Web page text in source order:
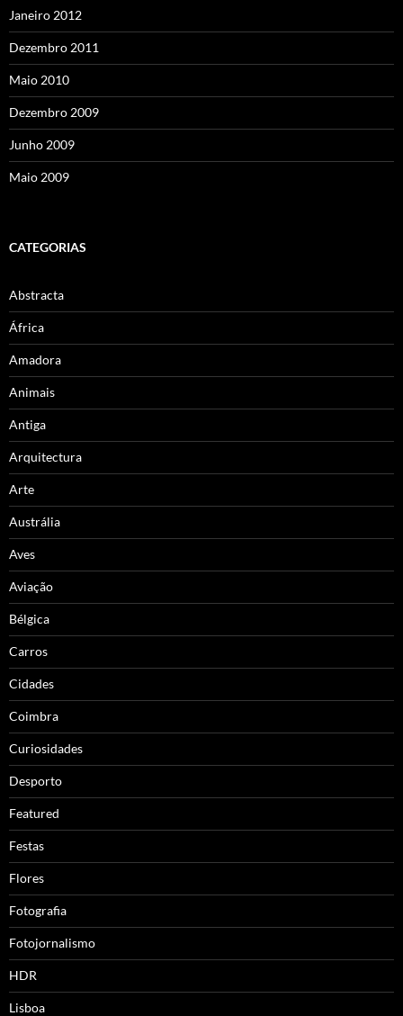
Janeiro 2012
Dezembro 2011
Maio 2010
Dezembro 2009
Junho 2009
Maio 2009
CATEGORIAS
Abstracta
África
Amadora
Animais
Antiga
Arquitectura
Arte
Austrália
Aves
Aviação
Bélgica
Carros
Cidades
Coimbra
Curiosidades
Desporto
Featured
Festas
Flores
Fotografia
Fotojornalismo
HDR
Lisboa